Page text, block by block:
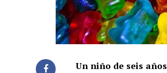
Un niño de seis años